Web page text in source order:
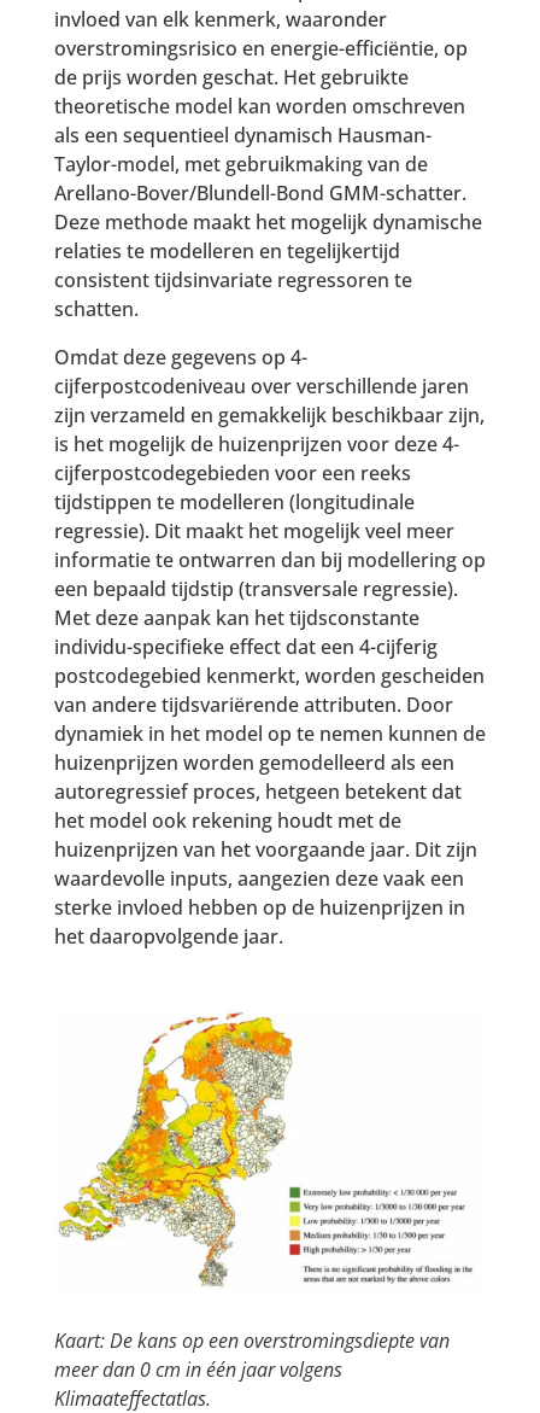
invloed van elk kenmerk, waaronder
overstromingsrisico en energie-efficiëntie, op
de prijs worden geschat. Het gebruikte
theoretische model kan worden omschreven
als een sequentieel dynamisch Hausman-
Taylor-model, met gebruikmaking van de
Arellano-Bover/Blundell-Bond GMM-schatter.
Deze methode maakt het mogelijk dynamische
relaties te modelleren en tegelijkertijd
consistent tijdsinvariate regressoren te
schatten.
Omdat deze gegevens op 4-
cijferpostcodeniveau over verschillende jaren
zijn verzameld en gemakkelijk beschikbaar zijn,
is het mogelijk de huizenprijzen voor deze 4-
cijferpostcodegebieden voor een reeks
tijdstippen te modelleren (longitudinale
regressie). Dit maakt het mogelijk veel meer
informatie te ontwarren dan bij modellering op
een bepaald tijdstip (transversale regressie).
Met deze aanpak kan het tijdsconstante
individu-specifieke effect dat een 4-cijferig
postcodegebied kenmerkt, worden gescheiden
van andere tijdsvariërende attributen. Door
dynamiek in het model op te nemen kunnen de
huizenprijzen worden gemodelleerd als een
autoregressief proces, hetgeen betekent dat
het model ook rekening houdt met de
huizenprijzen van het voorgaande jaar. Dit zijn
waardevolle inputs, aangezien deze vaak een
sterke invloed hebben op de huizenprijzen in
het daaropvolgende jaar.
Kaart: De kans op een overstromingsdiepte van
meer dan 0 cm in één jaar volgens
Klimaateffectatlas.